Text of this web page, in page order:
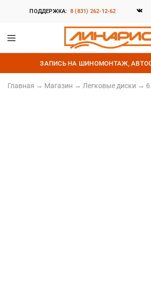
ПОДДЕРЖКА: 8 (831) 262-12-62
Линарис
Продажа
шин,
дисков
и
аккумуляторов
ЗАПИСЬ НА ШИНОМОНТАЖ,
Главная → Магазин → Легковые диски →